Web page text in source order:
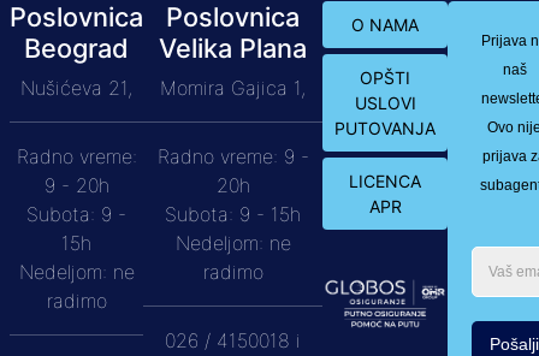
Poslovnica
Beograd
Nušićeva 21,
Radno vreme:
9 - 20h
Subota: 9 -
15h
Nedeljom: ne
radimo
Poslovnica
Velika Plana
Momira Gajica 1,
Radno vreme: 9 -
20h
Subota: 9 - 15h
Nedeljom: ne
radimo
026 / 4150018 i
O NAMA
OPŠTI
USLOVI
PUTOVANJA
LICENCA
APR
Prijava
naš
Ovo
prijava
Pošalji